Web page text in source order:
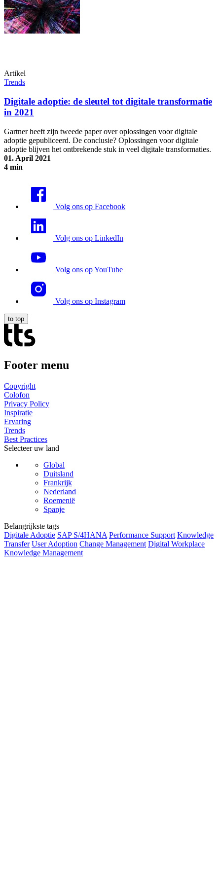
Artikel
Trends
Digitale adoptie: de sleutel tot digitale transformatie
in 2021
Gartner heeft zijn tweede paper over oplossingen voor digitale
adoptie gepubliceerd. De conclusie? Oplossingen voor digitale
adoptie blijven het ontbrekende stuk in veel digitale transformaties.
01. April 2021
4 min
Volg ons op Facebook
Volg ons op LinkedIn
Volg ons op YouTube
Volg ons op Instagram
to top
Footer menu
Copyright
Colofon
Privacy Policy
Inspiratie
Ervaring
Trends
Best Practices
Selecteer uw land
Global
Duitsland
Frankrijk
Nederland
Roemenië
Spanje
Belangrijkste tags
Digitale Adoptie SAP S/4HANA Performance Support Knowledge
Transfer User Adoption Change Management Digital Workplace
Knowledge Management